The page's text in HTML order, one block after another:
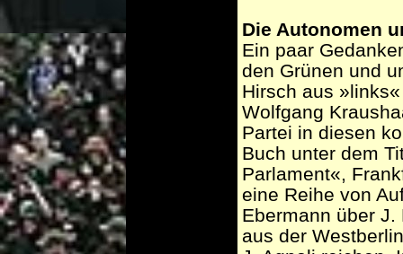
Die Autonomen
Ein paar
den Grünen und
Hirsch aus
Wolfgang
Partei in diesen
Buch unter dem
Parlament«,
eine Reihe von
Ebermann über
aus der